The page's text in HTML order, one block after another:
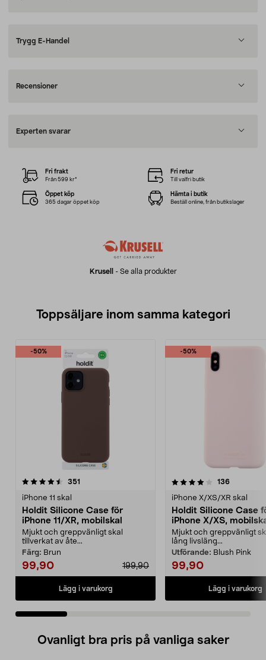
Trygg E-Handel
Recensioner
Experten svarar
Krusell - Se alla produkter
Fri frakt
Från 599 kr*
Fri retur
Till valfri butik
Öppet köp
365 dagar öppet köp
Hämta i butik
Beställ online, från butikslager
Toppsäljare inom samma kategori
-50%
351
iPhone 11 skal
Holdit Silicone Case för
iPhone 11/XR, mobilskal
Mjukt och greppvänligt skal
tillverkat av åte...
Färg: Brun
99,90 199,90
Lägg i varukorg
-50%
4.0 av 5 stjärnor 136
iPhone X/XS/XR skal
Holdit Silicone Case
iPhone X/XS,
Mjukt och greppvänligt
lång livsläng...
Utförande: Blush Pink
99,90
Lägg i varukorg
4.5 av 5 stjärnor
Ovanligt bra pris på vanliga saker